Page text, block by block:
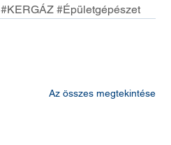
#KERGÁZ #Épületgépészet
Az összes megtekintése